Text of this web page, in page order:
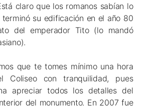
claro que los romanos sabían lo
terminó su edificación en el año 80
del emperador Tito (lo mandó
que te tomes mínimo una hora
Coliseo con tranquilidad, pues
apreciar todos los detalles del
del monumento. En 2007 fue